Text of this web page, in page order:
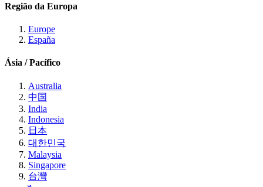
Região da Europa
Europe
España
Ásia / Pacífico
Australia
中国
India
Indonesia
日本
대한민국
Malaysia
Singapore
台灣